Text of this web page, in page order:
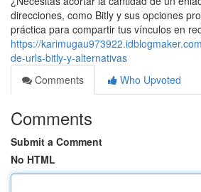
direcciones, como Bitly y sus opciones
práctica para compartir tus vínculos en
https://
de-urls-bitly-y-alternativas
Comments
Who Upvoted
Comments
Submit a Comment
No HTML